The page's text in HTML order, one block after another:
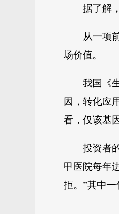
据了解
从一项
场价值。
我国《
因，转化应
看，仅该基
投资者
甲医院每年
拒。”其中一